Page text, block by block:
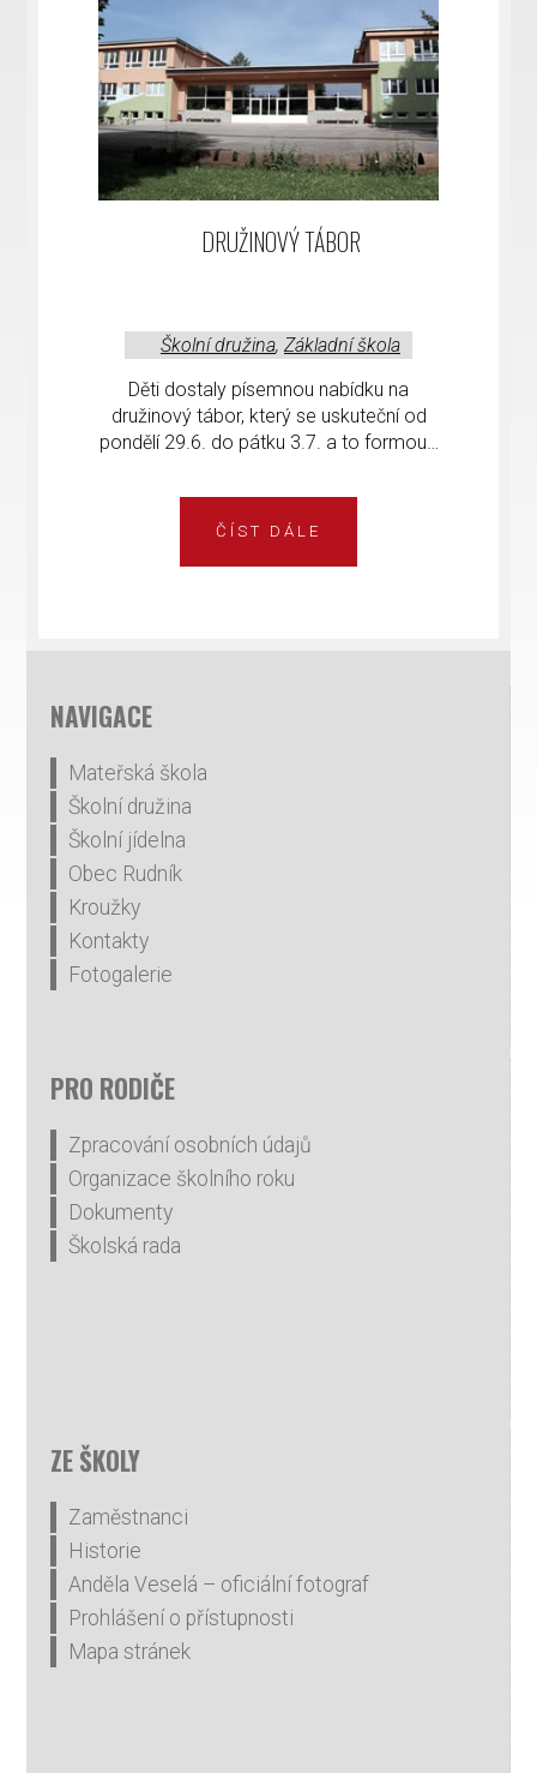
DRUŽINOVÝ TÁBOR
Školní družina, Základní škola
Děti dostaly písemnou nabídku na
družinový tábor, který se uskuteční od
pondělí 29.6. do pátku 3.7. a to formou…
ČÍST DÁLE
NAVIGACE
Mateřská škola
Školní družina
Školní jídelna
Obec Rudník
Kroužky
Kontakty
Fotogalerie
PRO RODIČE
Zpracování osobních údajů
Organizace školního roku
Dokumenty
Školská rada
ZE ŠKOLY
Zaměstnanci
Historie
Anděla Veselá – oficiální fotograf
Prohlášení o přístupnosti
Mapa stránek